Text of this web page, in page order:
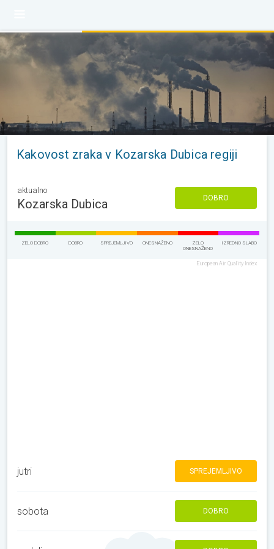
Kakovost zraka v Kozarska Dubica regiji
aktualno
Kozarska Dubica DOBRO
ZELO DOBRO DOBRO SPREJEMLJIVO ONESNAŽENO
ZELO
ONESNAŽENO
IZREDNO SLABO
European Air Quality Index
jutri SPREJEMLJIVO
sobota DOBRO